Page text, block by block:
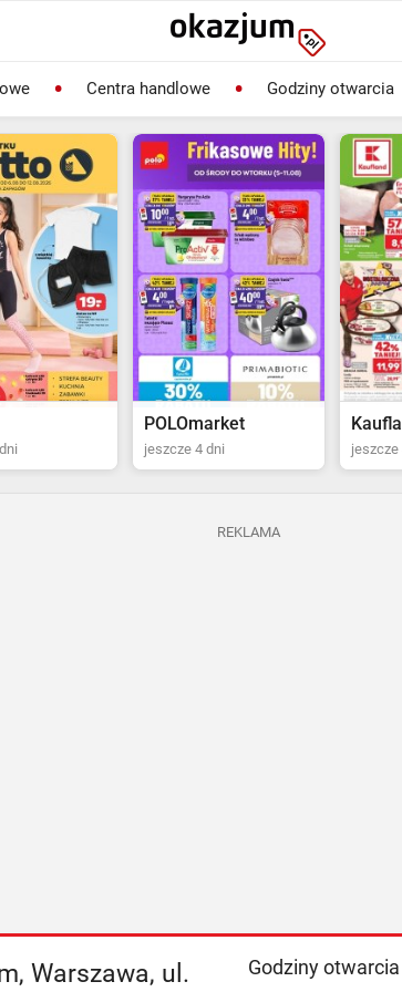
Centra handlowe Godziny otwarcia
Kaufland
jeszcze 4 dni ostatni
REKLAMA
Warszawa, ul. Godziny otwarcia